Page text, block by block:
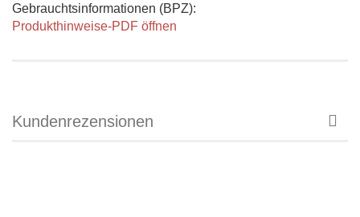
Gebrauchtsinformationen (BPZ):
Produkthinweise-PDF öffnen
Kundenrezensionen